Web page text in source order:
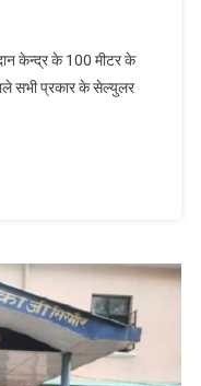
केन्द्र के 100 मीटर के
सभी प्रकार के सेल्युलर